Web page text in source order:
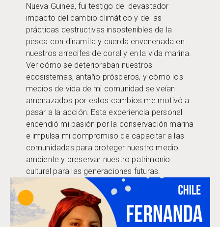
Nueva Guinea, fui testigo del devastador
impacto del cambio climático y de las
prácticas destructivas insostenibles de la
pesca con dinamita y cuerda envenenada en
nuestros arrecifes de coral y en la vida marina.
Ver cómo se deterioraban nuestros
ecosistemas, antaño prósperos, y cómo los
medios de vida de mi comunidad se veían
amenazados por estos cambios me motivó a
pasar a la acción. Esta experiencia personal
encendió mi pasión por la conservación marina
e impulsa mi compromiso de capacitar a las
comunidades para proteger nuestro medio
ambiente y preservar nuestro patrimonio
cultural para las generaciones futuras.